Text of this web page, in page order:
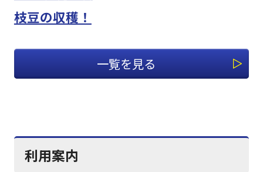
枝豆の収穫！
一覧を見る
利用案内